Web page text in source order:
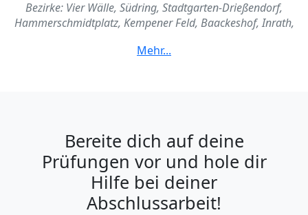
Bezirke: Vier Wälle, Südring, Stadtgarten-Drießendorf,
Hammerschmidtplatz, Kempener Feld, Baackeshof, Inrath,
Forstwald, Benrad-Nord, Hülser Berg, Traar, Verberg,
Bereite dich auf deine
Prüfungen vor und hole dir
Hilfe bei deiner
Abschlussarbeit!